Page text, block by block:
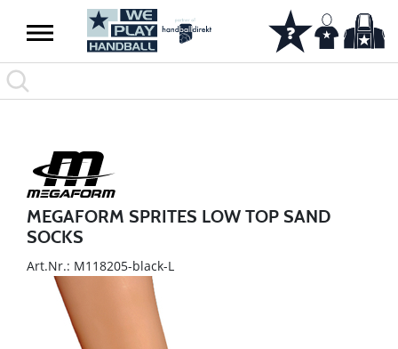
MEGAFORM SPRITES LOW TOP SAND
SOCKS
Art.Nr.: M118205-black-L